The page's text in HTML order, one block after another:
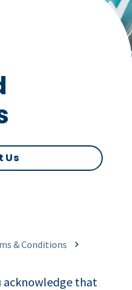
Us
& Conditions
acknowledge that